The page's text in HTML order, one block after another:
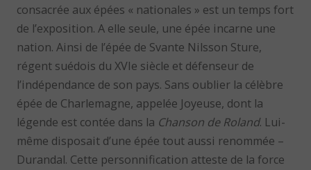
consacrée aux épées « nationales » est un temps fort
de l’exposition. A elle seule, une épée incarne une
nation. Ainsi de l’épée de Svante Nilsson Sture,
régent suédois du XVIe siècle et défenseur de
l’indépendance de son pays. Sans oublier la célèbre
épée de Charlemagne, appelée Joyeuse, dont la
légende est contée dans la Chanson de Roland. Lui-
même disposait d’une épée tout aussi renommée –
Durandal. Cette personnification atteste de la force